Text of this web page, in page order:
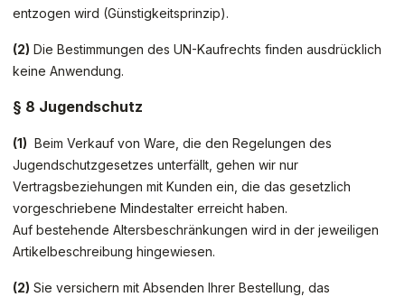
entzogen wird (Günstigkeitsprinzip).
(2) Die Bestimmungen des UN-Kaufrechts finden ausdrücklich
keine Anwendung.
§ 8 Jugendschutz
(1) Beim Verkauf von Ware, die den Regelungen des
Jugendschutzgesetzes unterfällt, gehen wir nur
Vertragsbeziehungen mit Kunden ein, die das gesetzlich
vorgeschriebene Mindestalter erreicht haben.
Auf bestehende Altersbeschränkungen wird in der jeweiligen
Artikelbeschreibung hingewiesen.
(2) Sie versichern mit Absenden Ihrer Bestellung, das